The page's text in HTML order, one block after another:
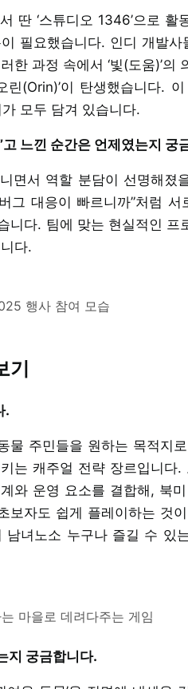
딴 ‘스튜디오 1346’으로 활
필요했습니다. 인디 개발사
한 과정 속에서 ‘빛(도움)’의
(Orin)’이 탄생했습니다.
가 모두 담겨 있습니다.
느낀 순간은 언제였는지 궁
면서 역할 분담이 선명해졌
그 대응이 빠르니까”처럼 서
니다. 팀에 맞는 현실적인 프
다.
행사 참여 모습
기
.
주민들을 원하는 목적지
는 캐주얼 전략 장르입니다
와 운영 요소를 결합해, 북
보자도 쉽게 플레이하는 것
녀노소 누구나 즐길 수 있
마을로 데려다주는 게임
지 궁금합니다.